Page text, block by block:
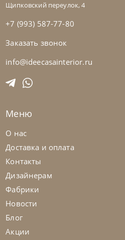
Samoa
Кровать Twice Angolo Alto
Щипковский переулок, 4
+7 (993) 587-77-80
Заказать звонок
info@ideecasainterior.ru
Меню
О нас
Доставка и оплата
Контакты
Дизайнерам
Фабрики
Новости
Блог
Акции